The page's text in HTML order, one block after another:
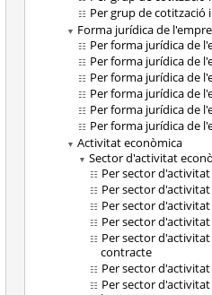
Per grup de cotització
Forma jurídica de
Per forma jurídica de
Per forma jurídica de
Per forma jurídica de
Per forma jurídica de
Per forma jurídica de
Per forma jurídica de
Activitat econòmica
Sector d'activitat
Per sector
Per sector
Per sector
Per sector
Per sector
contracte
Per sector
Per sector